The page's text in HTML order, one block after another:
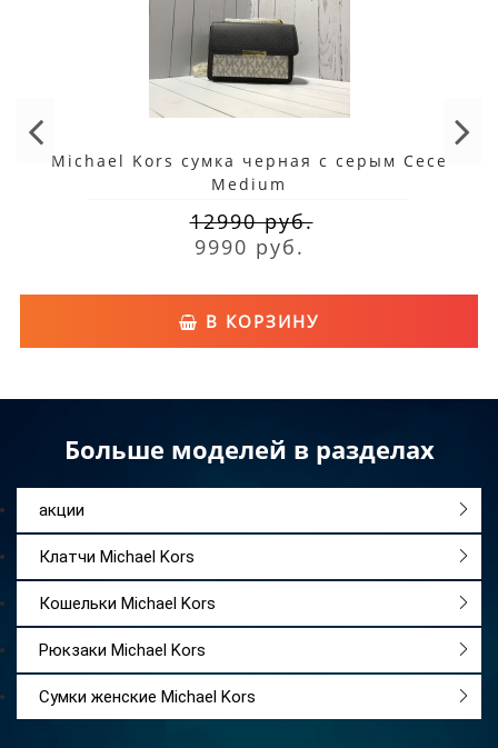
Michael Kors сумка черная с серым Cece
Medium
12990 руб.
9990 руб.
В КОРЗИНУ
Больше моделей в разделах
акции
Клатчи Michael Kors
Кошельки Michael Kors
Рюкзаки Michael Kors
Сумки женские Michael Kors